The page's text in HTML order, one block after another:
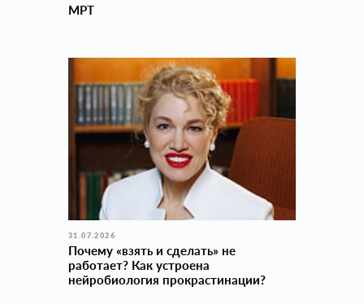
MPT
31.07.2026
Почему «взять и сделать» не
работает? Как устроена
нейробиология прокраcтинации?